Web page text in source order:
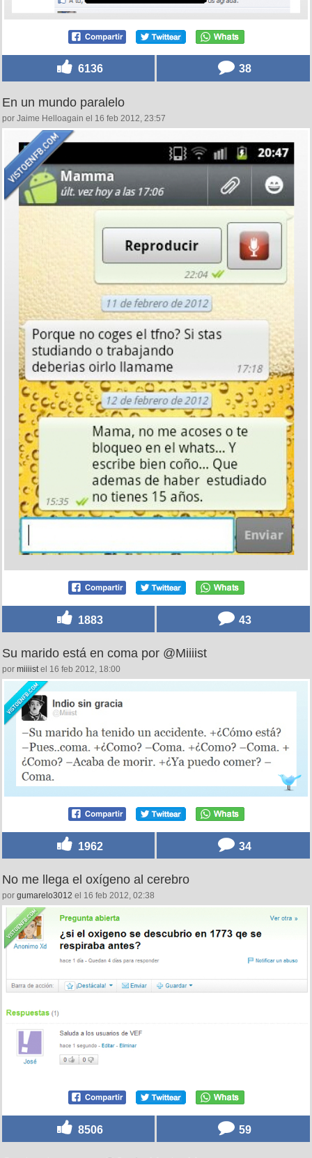
6136 38
En un mundo paralelo
por Jaime Helloagain el 16 feb 2012, 23:57
1883 43
Su marido está en coma por @Miiiist
por miiiistel 16 feb 2012, 18:00
1962 34
No me llega el oxígeno al cerebro
por gumarelo3012 el 16 feb 2012, 02:38
8506 59